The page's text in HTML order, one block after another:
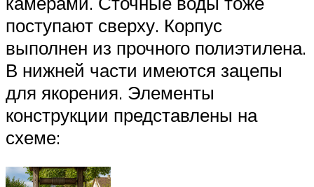
поступают сверху. Корпус
выполнен из прочного полиэтилена.
В нижней части имеются зацепы
для якорения. Элементы
конструкции представлены на
схеме: